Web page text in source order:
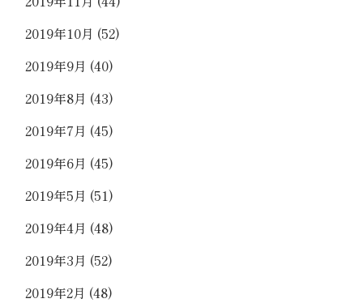
2019年10月 (52)
2019年9月 (40)
2019年8月 (43)
2019年7月 (45)
2019年6月 (45)
2019年5月 (51)
2019年4月 (48)
2019年3月 (52)
2019年2月 (48)